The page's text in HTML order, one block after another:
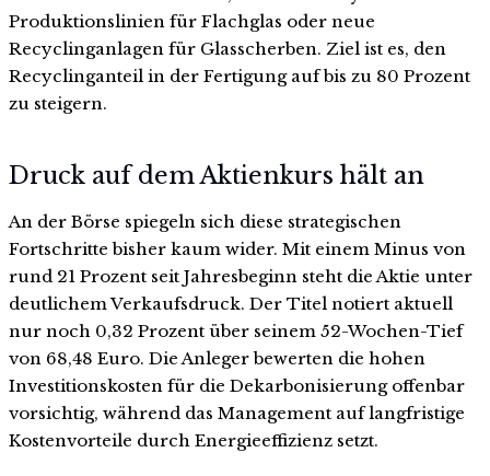
Produktionslinien für Flachglas oder neue
Recyclinganlagen für Glasscherben. Ziel ist es, den
Recyclinganteil in der Fertigung auf bis zu 80 Prozent
zu steigern.
Druck auf dem Aktienkurs hält an
An der Börse spiegeln sich diese strategischen
Fortschritte bisher kaum wider. Mit einem Minus von
rund 21 Prozent seit Jahresbeginn steht die Aktie unter
deutlichem Verkaufsdruck. Der Titel notiert aktuell
nur noch 0,32 Prozent über seinem 52-Wochen-Tief
von 68,48 Euro. Die Anleger bewerten die hohen
Investitionskosten für die Dekarbonisierung offenbar
vorsichtig, während das Management auf langfristige
Kostenvorteile durch Energieeffizienz setzt.